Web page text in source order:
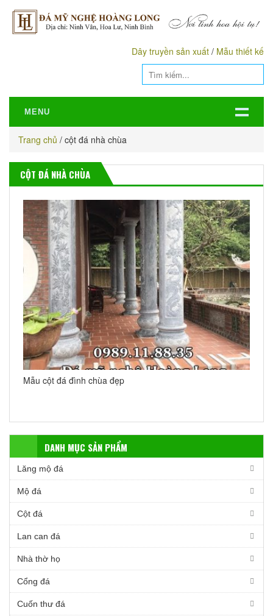
Dây truyền sản xuất / Mẫu thiết kế
MENU
Trang chủ / cột đá nhà chùa
CỘT ĐÁ NHÀ CHÙA
Mẫu cột đá đình chùa đẹp
DANH MỤC SẢN PHẨM
Lăng mộ đá
Mộ đá
Cột đá
Lan can đá
Nhà thờ họ
Cổng đá
Cuốn thư đá